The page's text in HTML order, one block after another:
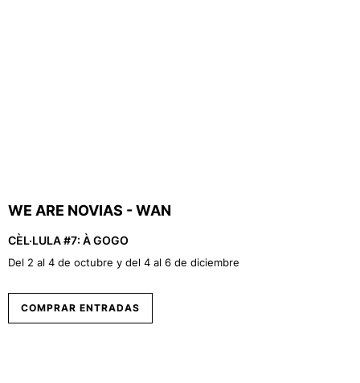
WE ARE NOVIAS - WAN
CÈL·LULA #7: À GOGO
Del 2 al 4 de octubre y del 4 al 6 de diciembre
COMPRAR ENTRADAS